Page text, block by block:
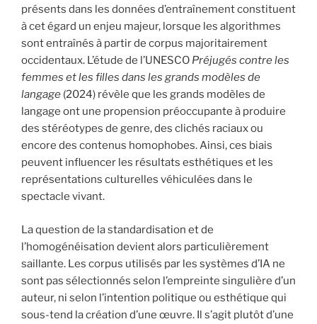
présents dans les données d’entraînement constituent
à cet égard un enjeu majeur, lorsque les algorithmes
sont entraînés à partir de corpus majoritairement
occidentaux. L’étude de l’UNESCO Préjugés contre les
femmes et les filles dans les grands modèles de
langage (2024) révèle que les grands modèles de
langage ont une propension préoccupante à produire
des stéréotypes de genre, des clichés raciaux ou
encore des contenus homophobes. Ainsi, ces biais
peuvent influencer les résultats esthétiques et les
représentations culturelles véhiculées dans le
spectacle vivant.
La question de la standardisation et de
l’homogénéisation devient alors particulièrement
saillante. Les corpus utilisés par les systèmes d’IA ne
sont pas sélectionnés selon l’empreinte singulière d’un
auteur, ni selon l’intention politique ou esthétique qui
sous-tend la création d’une œuvre. Il s’agit plutôt d’une